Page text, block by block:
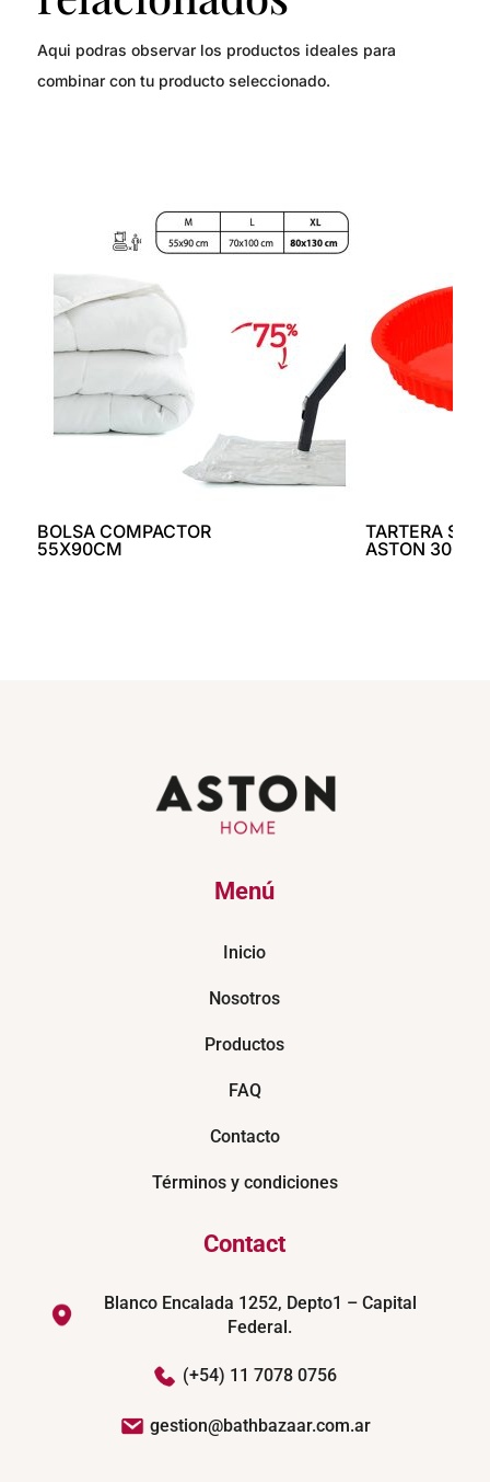
Aqui podras observar los productos ideales para
combinar con tu producto seleccionado.
BOLSA COMPACTOR
55X90CM
TARTERA
ASTON 30CM
Menú
Inicio
Nosotros
Productos
FAQ
Contacto
Términos y condiciones
Contact
Blanco Encalada 1252, Depto1 – Capital
Federal.
(+54) 11 7078 0756
gestion@bathbazaar.com.ar